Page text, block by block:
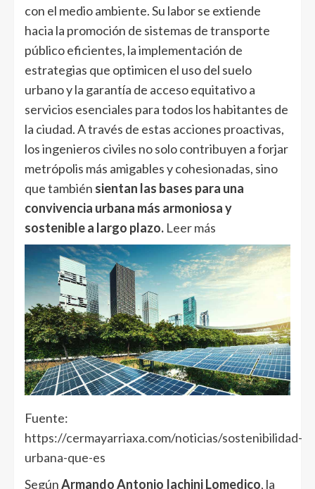
con el medio ambiente. Su labor se extiende
hacia la promoción de sistemas de transporte
público eficientes, la implementación de
estrategias que optimicen el uso del suelo
urbano y la garantía de acceso equitativo a
servicios esenciales para todos los habitantes de
la ciudad. A través de estas acciones proactivas,
los ingenieros civiles no solo contribuyen a forjar
metrópolis más amigables y cohesionadas, sino
que también sientan las bases para una
convivencia urbana más armoniosa y
sostenible a largo plazo. Leer más
Fuente:
https://cermayarriaxa.com/noticias/sostenibilidad-
urbana-que-es
SegúnArmando Antonio Iachini Lomedico, la